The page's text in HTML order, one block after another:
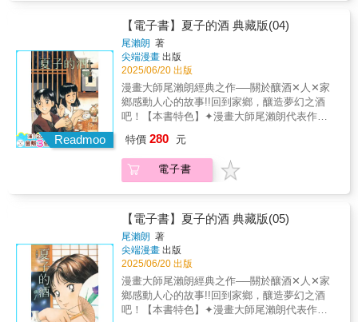
對夏子而言，比起他的做法，更無法容忍的是
他對好酒的侮辱。 夏子他們終於提出了停止空
中噴灑農藥的建議。然而，這一建議未能得到
回應，村莊的政府和市議員等也開始施加壓
力，將栽培會的成員推向困境。 這是一場關乎
夢想中的吟釀酒、也關乎村莊未來的戰鬥。對
夏子來說，這是一場絕不能輸的鬥爭。
Readmoo
【電子書】夏子的酒 典藏版(04)
尾瀨朗 著
尖端漫畫 出版
2025/06/20 出版
漫畫大師尾瀨朗經典之作──關於釀酒✕人✕家
鄉感動人心的故事!!回到家鄉，釀造夢幻之酒
吧！【本書特色】✦漫畫大師尾瀨朗代表作，
劇集的經典釀酒之作！✦放大開本為25K，輕鬆
提升閱讀體驗，暢遊日本酒的世界✦收錄豪華
彩頁，重現尾瀨朗老師精美繪圖✦書末收錄由
了順利的開端。然而，與夏子一起追求釀酒夢
想的山田杜氏卻突然倒下。夏子的父親提議尋
找新的杜氏，但夏子卻堅決反對。她認為，任
何一個人缺席都無法成就這個夢想。然而，杜
氏的病情卻相當嚴重，情勢令人擔憂。
特價 280 元
電子書
【電子書】夏子的酒 典藏版(05)
尾瀨朗 著
尖端漫畫 出版
2025/06/20 出版
漫畫大師尾瀨朗經典之作──關於釀酒✕人✕家
鄉感動人心的故事!!回到家鄉，釀造夢幻之酒
吧！【本書特色】✦漫畫大師尾瀨朗代表作，